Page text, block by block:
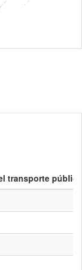
transporte